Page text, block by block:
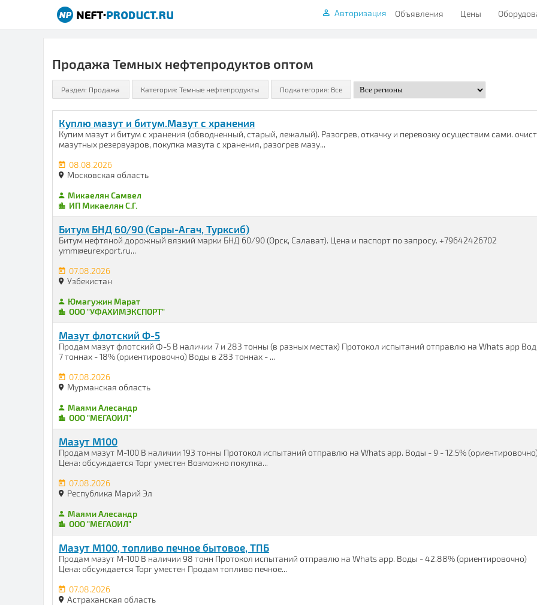
Объявления Цены
Авторизация
Продажа Темных нефтепродуктов оптом
Куплю мазут и битум.Мазут с хранения
Купим мазут и битум с хранения (обводненный, старый, лежалый). Разогрев, откачку и перевозку осуществим сами.
мазутных резервуаров, покупка мазута с хранения, разогрев мазу...
08.08.2026
Московская область
Микаелян Самвел
ИП Микаелян С.Г.
Битум БНД 60/90 (Сары-Агач, Турксиб)
Битум нефтяной дорожный вязкий марки БНД 60/90 (Орск, Салават). Цена и паспорт по запросу. +79642426702
ymm@eurexport.ru...
07.08.2026
Узбекистан
Юмагужин Марат
ООО "УФАХИМЭКСПОРТ"
Мазут флотский Ф-5
Продам мазут флотский Ф-5 В наличии 7 и 283 тонны (в разных местах) Протокол испытаний отправлю на Whats app
7 тоннах - 18% (ориентировочно) Воды в 283 тоннах - ...
07.08.2026
Мурманская область
Маями Алесандр
ООО "МЕГАОИЛ"
Мазут М100
Продам мазут М-100 В наличии 193 тонны Протокол испытаний отправлю на Whats app. Воды - 9 - 12.5%
Цена: обсуждается Торг уместен Возможно покупка...
07.08.2026
Республика Марий Эл
Маями Алесандр
ООО "МЕГАОИЛ"
Мазут М100, топливо печное бытовое, ТПБ
Продам мазут М-100 В наличии 98 тонн Протокол испытаний отправлю на Whats app. Воды - 42.88% (ориентировочно)
Цена: обсуждается Торг уместен Продам топливо печное...
07.08.2026
Астраханская область